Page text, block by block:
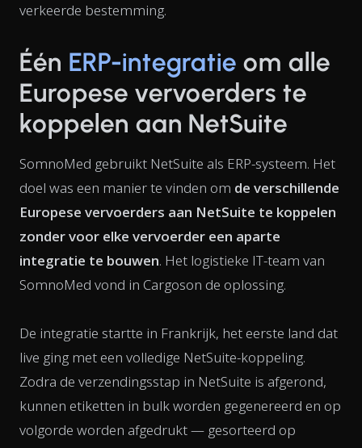
verkeerde bestemming.
Één ERP-integratie om alle
Europese vervoerders te
koppelen aan NetSuite
SomnoMed gebruikt NetSuite als ERP-systeem. Het
doel was een manier te vinden om de verschillende
Europese vervoerders aan NetSuite te koppelen
zonder voor elke vervoerder een aparte
integratie te bouwen. Het logistieke IT-team van
SomnoMed vond in Cargoson de oplossing.
De integratie startte in Frankrijk, het eerste land dat
live ging met een volledige NetSuite-koppeling.
Zodra de verzendings­stap in NetSuite is afgerond,
kunnen etiketten in bulk worden gegenereerd en op
volgorde worden afgedrukt — gesorteerd op